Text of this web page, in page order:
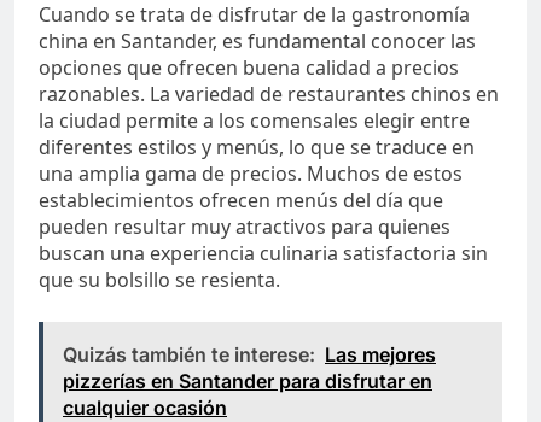
Cuando se trata de disfrutar de la gastronomía
china en Santander, es fundamental conocer las
opciones que ofrecen buena calidad a precios
razonables. La variedad de restaurantes chinos en
la ciudad permite a los comensales elegir entre
diferentes estilos y menús, lo que se traduce en
una amplia gama de precios. Muchos de estos
establecimientos ofrecen menús del día que
pueden resultar muy atractivos para quienes
buscan una experiencia culinaria satisfactoria sin
que su bolsillo se resienta.
Quizás también te interese: Las mejores
pizzerías en Santander para disfrutar en
cualquier ocasión